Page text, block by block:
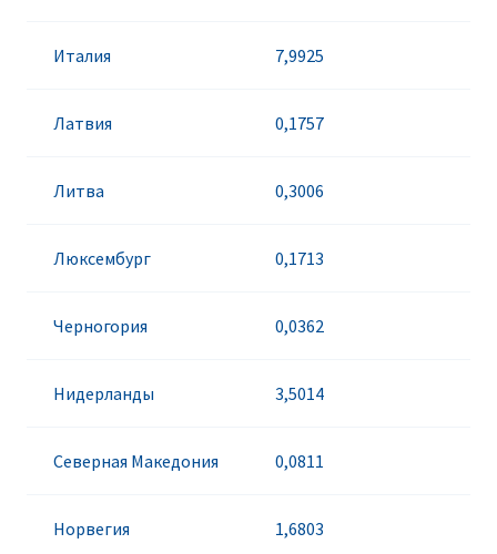
Италия 7,9925
Латвия 0,1757
Литва 0,3006
Люксембург 0,1713
Черногория 0,0362
Нидерланды 3,5014
Северная Македония 0,0811
Норвегия 1,6803